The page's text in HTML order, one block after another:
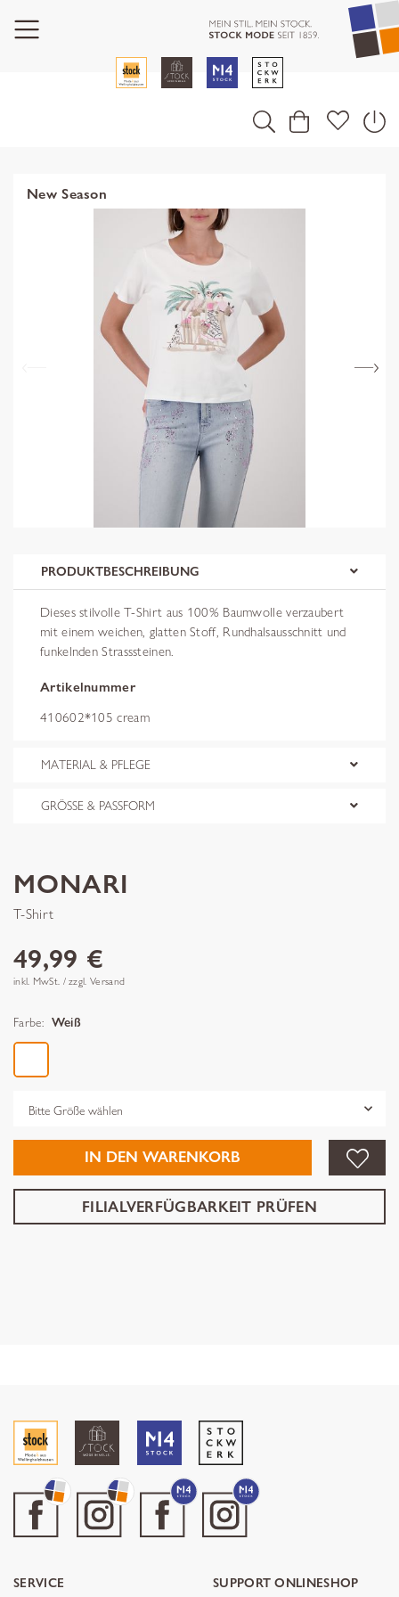
New Season
PRODUKTBESCHREIBUNG
Dieses stilvolle T-Shirt aus 100% Baumwolle verzaubert
mit einem weichen, glatten Stoff, Rundhalsausschnitt und
funkelnden Strasssteinen.
Artikelnummer
410602*105 cream
MATERIAL & PFLEGE
GRÖSSE & PASSFORM
MONARI
T-Shirt
49,99 €
inkl. MwSt. / zzgl. Versand
Farbe: Weiß
IN DEN WARENKORB
FILIALVERFÜGBARKEIT PRÜFEN
SERVICE SUPPORT ONLINESHOP